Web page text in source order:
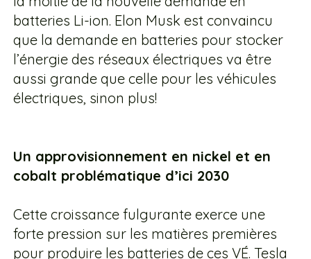
batteries Li-ion. Elon Musk est convaincu
que la demande en batteries pour stocker
l’énergie des réseaux électriques va être
aussi grande que celle pour les véhicules
électriques, sinon plus!
Un approvisionnement en nickel et en
cobalt problématique d’ici 2030
Cette croissance fulgurante exerce une
forte pression sur les matières premières
pour produire les batteries de ces VÉ. Tesla